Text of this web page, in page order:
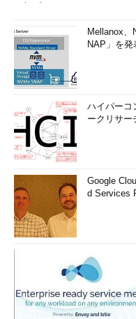
Mellanox、
NAP」を発
ハイパーコ
ークリサー
Google
d Services